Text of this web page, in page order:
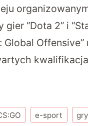
“Dota 2” i
Global
e-sport gry